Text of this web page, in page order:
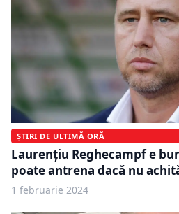
ȘTIRI DE ULTIMĂ ORĂ
Laurențiu Reghecampf e
poate antrena dacă nu
1 februarie 2024